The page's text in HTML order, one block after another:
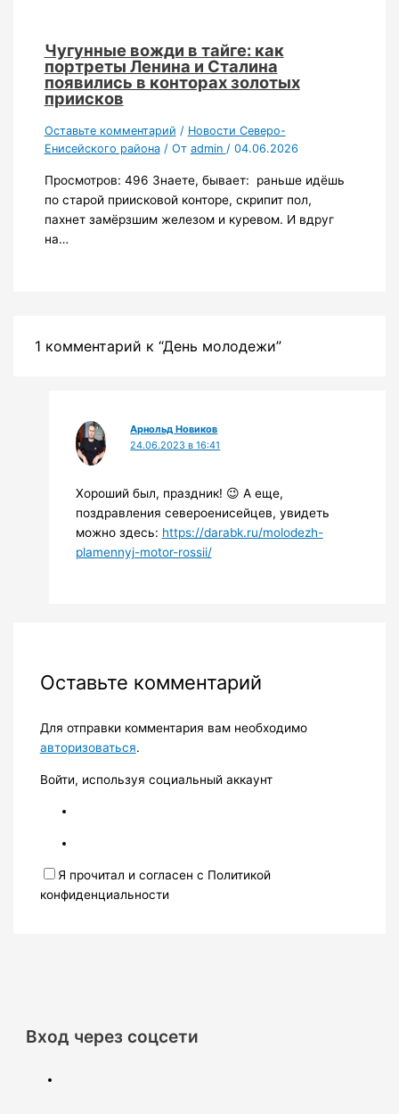
Чугунные вожди в тайге: как
портреты Ленина и Сталина
появились в конторах золотых
приисков
Оставьте комментарий / Новости Северо-
Енисейского района/ От admin / 04.06.2026
Просмотров: 496 Знаете, бывает: раньше идёшь
по старой приисковой конторе, скрипит пол,
пахнет замёрзшим железом и куревом. И вдруг
на…
1 комментарий к “День молодежи”
Арнольд Новиков
24.06.2023 в 16:41
Хороший был, праздник! 😉 А еще,
поздравления североенисейцев, увидеть
можно здесь: https://darabk.ru/molodezh-
plamennyj-motor-rossii/
Оставьте комментарий
Для отправки комментария вам необходимо
авторизоваться.
Войти, используя социальный аккаунт
Я прочитал и согласен с Политикой
конфиденциальности
Вход через соцсети